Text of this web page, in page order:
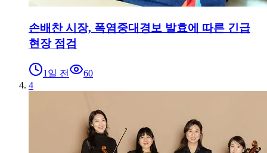
손배찬 시장, 폭염중대경보 발효에 따른 긴급
현장 점검
1일 전
60
4